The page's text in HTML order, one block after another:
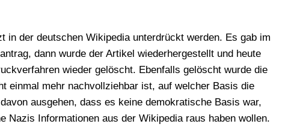
in der deut­schen Wiki­pe­dia unter­drückt wer­den. Es gab im
dann wur­de der Arti­kel wie­der­her­ge­stellt und heu­te
wie­der gelöscht. Eben­falls gelöscht wur­de die
ein­mal mehr nach­voll­zieh­bar ist, auf wel­cher Basis die
aus­ge­hen, dass es kei­ne demo­kra­ti­sche Basis war,
Nazis Infor­ma­tio­nen aus der Wiki­pe­dia raus haben wol­len.